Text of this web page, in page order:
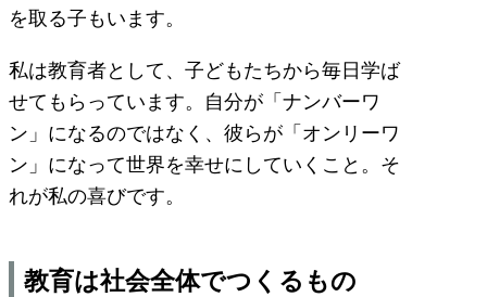
を取る子もいます。
私は教育者として、子どもたちから毎日学ば
せてもらっています。自分が「ナンバーワ
ン」になるのではなく、彼らが「オンリーワ
ン」になって世界を幸せにしていくこと。そ
れが私の喜びです。
教育は社会全体でつくるもの